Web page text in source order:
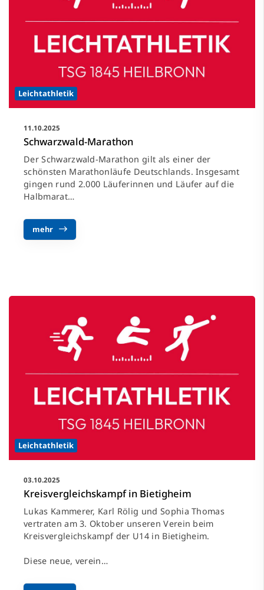
Leichtathletik
11.10.2025
Schwarzwald-Marathon
Der Schwarzwald-Marathon gilt als einer der
schönsten Marathonläufe Deutschlands. Insgesamt
gingen rund 2.000 Läuferinnen und Läufer auf die
Halbmarat…
mehr
Leichtathletik
03.10.2025
Kreisvergleichskampf in Bietigheim
Lukas Kammerer, Karl Rölig und Sophia Thomas
vertraten am 3. Oktober unseren Verein beim
Kreisvergleichskampf der U14 in Bietigheim.
Diese neue, verein…